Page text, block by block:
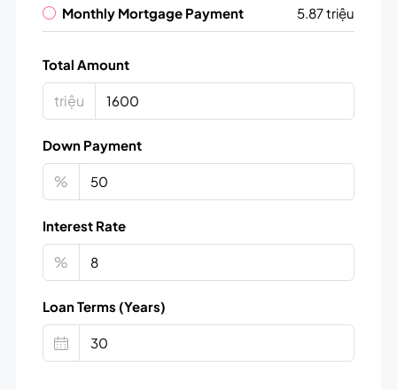
Monthly Mortgage Payment 5.87 triệu
Total Amount
triệu
Down Payment
%
Interest Rate
%
Loan Terms (Years)